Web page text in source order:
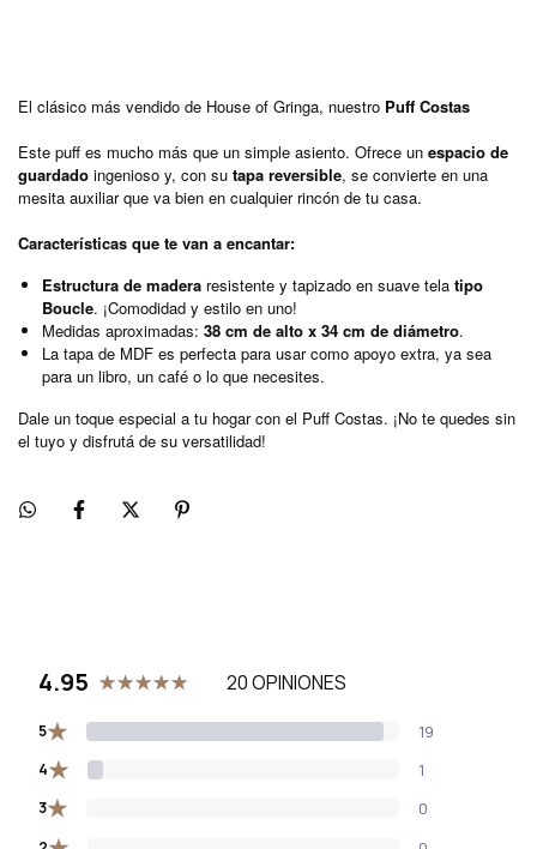
El clásico más vendido de House of Gringa, nuestro Puff Costas
Este puff es mucho más que un simple asiento. Ofrece un espacio de
guardado ingenioso y, con su tapa reversible, se convierte en una
mesita auxiliar que va bien en cualquier rincón de tu casa.
Características que te van a encantar:
Estructura de madera resistente y tapizado en suave tela tipo
Boucle. ¡Comodidad y estilo en uno!
Medidas aproximadas: 38 cm de alto x 34 cm de diámetro.
La tapa de MDF es perfecta para usar como apoyo extra, ya sea
para un libro, un café o lo que necesites.
Dale un toque especial a tu hogar con el Puff Costas. ¡No te quedes sin
el tuyo y disfrutá de su versatilidad!
4.95 20 OPINIONES
5★ 19
4★ 1
3★ 0